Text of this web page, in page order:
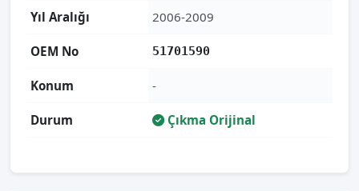
Yıl Aralığı 2006-2009
OEM No 51701590
Konum -
Durum Çıkma Orijinal